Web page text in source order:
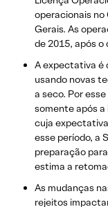
operacionais no
Gerais. As
de 2015, após
A expectativa é
usando novas
a seco. Por
somente após
cuja
esse período, a
preparação
estima a
As mudanças
rejeitos